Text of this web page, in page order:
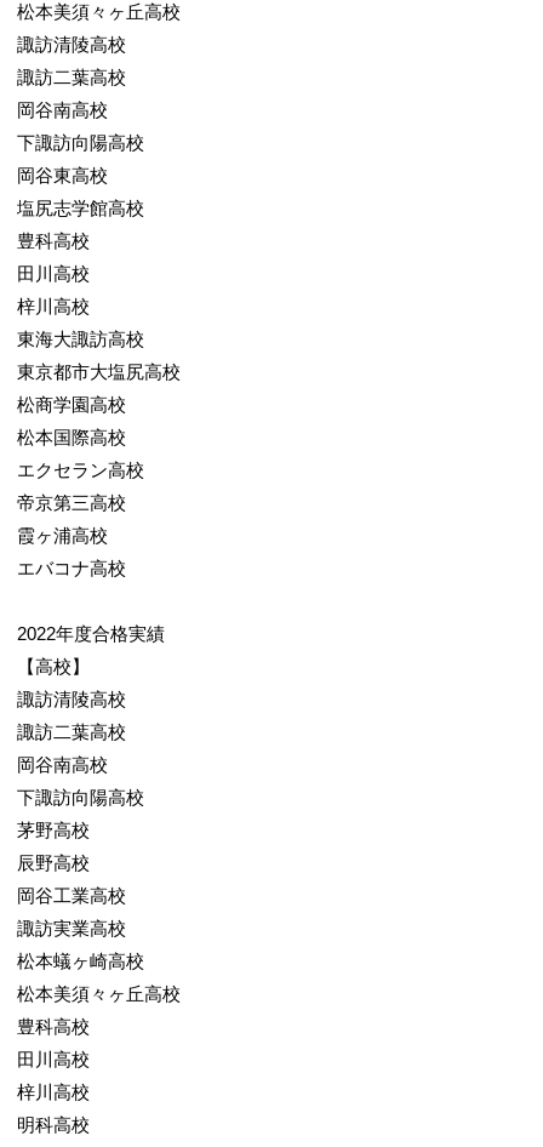
松本美須々ヶ丘高校
諏訪清陵高校
諏訪二葉高校
岡谷南高校
下諏訪向陽高校
岡谷東高校
塩尻志学館高校
豊科高校
田川高校
梓川高校
東海大諏訪高校
東京都市大塩尻高校
松商学園高校
松本国際高校
エクセラン高校
帝京第三高校
霞ヶ浦高校
エバコナ高校
2022年度合格実績
【高校】
諏訪清陵高校
諏訪二葉高校
岡谷南高校
下諏訪向陽高校
茅野高校
辰野高校
岡谷工業高校
諏訪実業高校
松本蟻ヶ崎高校
松本美須々ヶ丘高校
豊科高校
田川高校
梓川高校
明科高校